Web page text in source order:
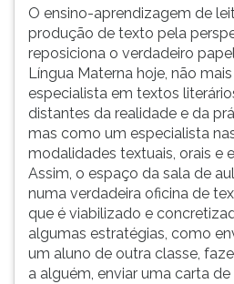
O ensino-aprendizagem de
produção de texto pela
reposiciona o verdadeiro
Língua Materna hoje, não
especialista em textos
distantes da realidade e da
mas como um especialista
modalidades textuais, orais e
Assim, o espaço da sala de
numa verdadeira oficina de
que é viabilizado e
algumas estratégias, como
um aluno de outra classe,
a alguém, enviar uma carta